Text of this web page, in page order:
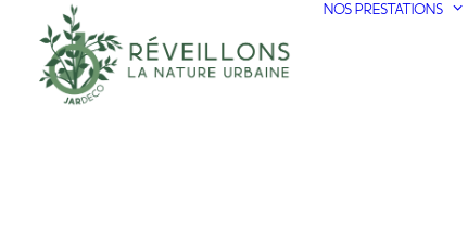
NOS PRESTATIONS